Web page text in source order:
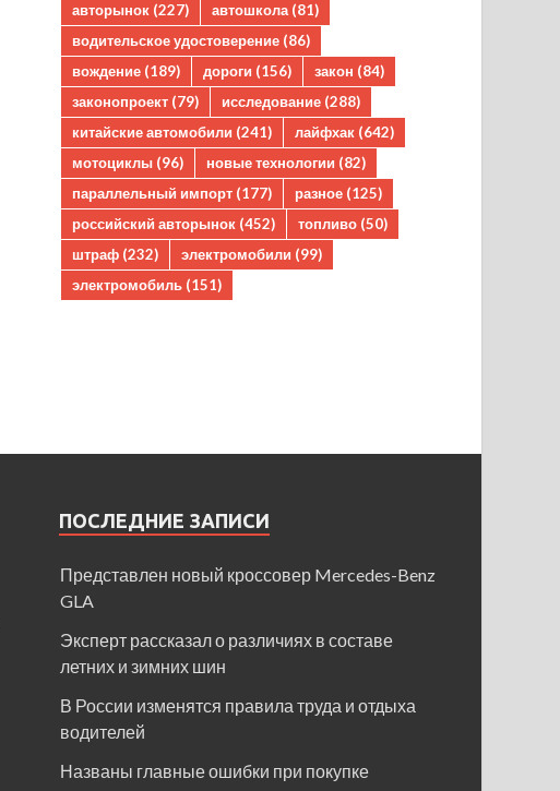
авторынок (227) автошкола (81)
водительское удостоверение (86)
вождение (189) дороги (156) закон (84)
законопроект (79) исследование (288)
китайские автомобили (241) лайфхак (642)
мотоциклы (96) новые технологии (82)
параллельный импорт (177) разное (125)
российский авторынок (452) топливо (50)
штраф (232) электромобили (99)
электромобиль (151)
ПОСЛЕДНИЕ ЗАПИСИ
Представлен новый кроссовер Mercedes-Benz
GLA
Эксперт рассказал о различиях в составе
летних и зимних шин
В России изменятся правила труда и отдыха
водителей
Названы главные ошибки при покупке